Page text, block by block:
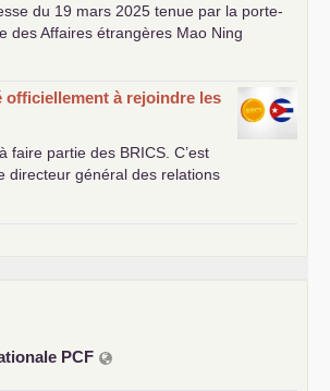
du 19 mars 2025 tenue par la porte-
des Affaires étrangères Mao Ning
officiellement à rejoindre les
faire partie des BRICS . C’est
directeur général des relations
PCF